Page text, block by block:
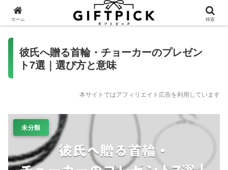
彼氏へ贈る首輪・チョーカーのプレゼン
ト7選｜選び方と意味
本サイトではアフィリエイト広告を利用しています
未分類
ホーム 検索